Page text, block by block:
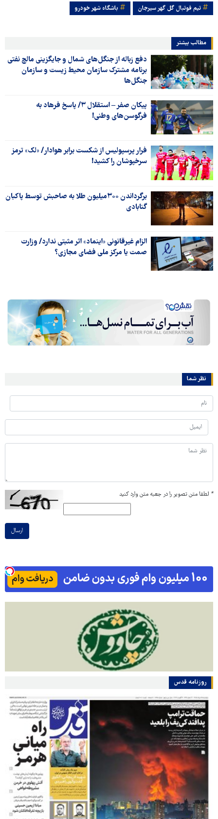
تیم فوتبال گل گهر سیرجان باشگاه شهر خودرو
مطالب بیشتر
دفع زباله از جنگل‌های شمال و جایگزینی مالچ نفتی
برنامه مشترک سازمان محیط زیست و سازمان
جنگل‌ها
پیکان صفر – استقلال ۳/ پاسخ فرهاد به
فرگوسن‌های وطنی!
فرار پرسپولیس از شکست برابر هوادار/ «لک» ترمز
سرخپوشان را کشید!
برگرداندن ۳۰۰میلیون طلا به صاحبش توسط پاکبان
گنابادی
الزام غیرقانونی «اینماد» اثر مثبتی ندارد/ وزارت
صمت یا مرکز ملی فضای مجازی؟
نظر شما
* لطفا متن تصویر را در جعبه متن وارد کنید
ارسال
روزنامه قدس